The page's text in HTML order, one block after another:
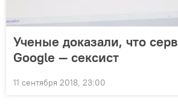
Ученые доказали, что
Google — сексист
11 сентября 2018, 23:00